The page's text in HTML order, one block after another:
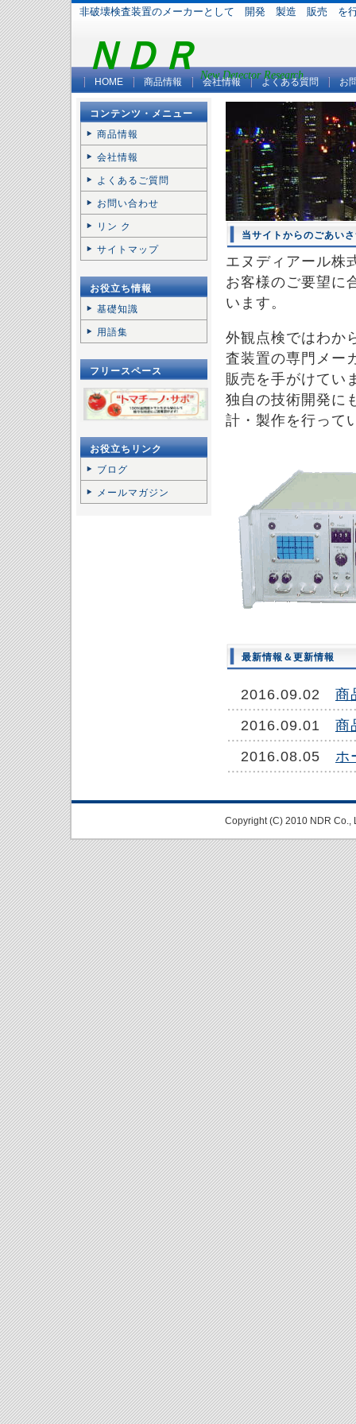
非破壊検査装置のメーカーとして 開発 製造 販売 を行
ＮＤＲNew Detector Research
HOME 商品情報 会社情報 よくある質問 お
当サイトからのごあい
エヌディアール株
お客様のご要望に
います。
外観点検ではわか
査装置の専門メー
販売を手がけてい
独自の技術開発に
計・製作を行って
最新情報＆更新情報
2016.09.02 商
2016.09.01 商
2016.08.05 ホ
コンテンツ・メニュー
商品情報
会社情報
よくあるご質問
お問い合わせ
リン ク
サイトマップ
お役立ち情報
基礎知識
用語集
フリースペース
お役立ちリンク
ブログ
メールマガジン
Copyright (C) 2010 NDR